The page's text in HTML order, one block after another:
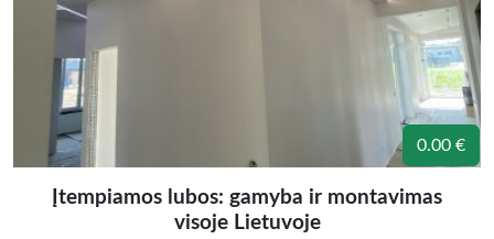
0.00 €
Įtempiamos lubos: gamyba ir montavimas
visoje Lietuvoje